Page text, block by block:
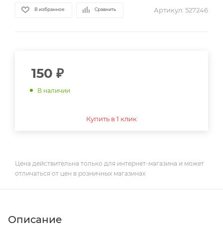
В избранное Сравнить Артикул: 527246
150 ₽
В наличии
Купить в 1 клик
Цена действительна только для интернет-магазина и может
отличаться от цен в розничных магазинах
Описание